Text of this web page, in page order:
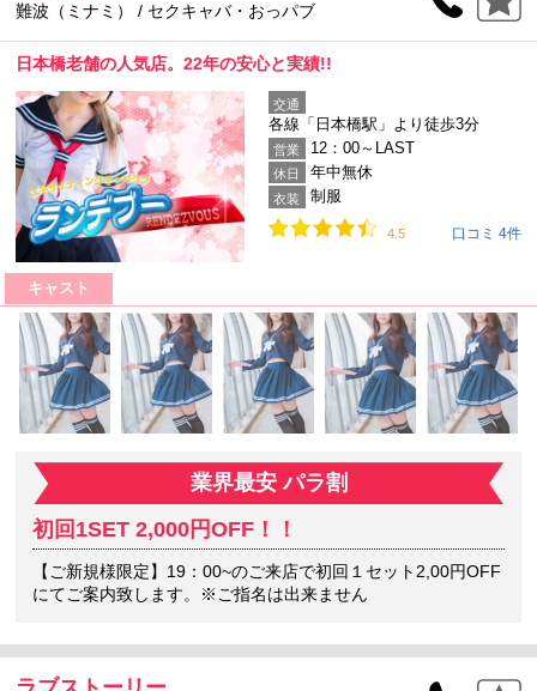
難波（ミナミ） / セクキャバ・おっパブ
日本橋老舗の人気店。22年の安心と実績!!
交通
各線「日本橋駅」より徒歩3分
営業 12：00～LAST
休日 年中無休
衣装 制服
4.5 口コミ 4件
キャスト
業界最安 パラ割
初回1SET 2,000円OFF！！
【ご新規様限定】19：00~のご来店で初回１セット2,00円OFF
にてご案内致します。※ご指名は出来ません